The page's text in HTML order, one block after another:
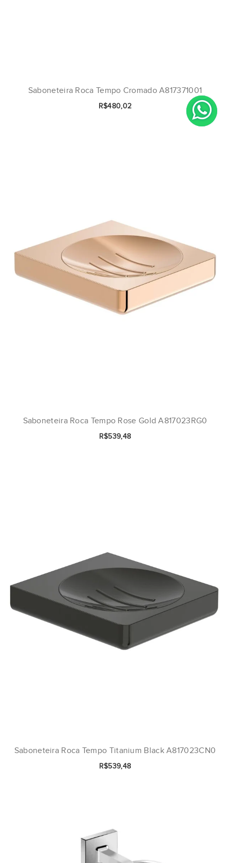
Saboneteira Roca Tempo Cromado A817371001
R$480,02
Saboneteira Roca Tempo Rose Gold A817023RG0
R$539,48
Saboneteira Roca Tempo Titanium Black A817023CN0
R$539,48